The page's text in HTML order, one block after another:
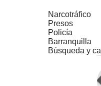
Narcotráfico
Presos
Policía
Barranquilla
Búsqueda y